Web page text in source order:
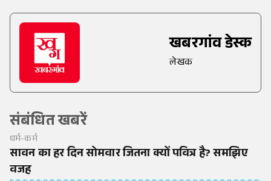
खबरगांव डेस्क
लेखक
संबंधित खबरें
धर्म-कर्म
सावन का हर दिन सोमवार जितना क्यों पवित्र है? समझिए
वजह